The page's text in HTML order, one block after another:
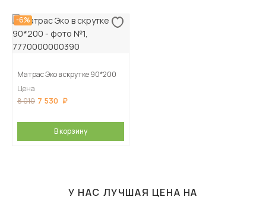
-6%
Матрас Эко в скрутке 90*200
Цена
8 010 7 530
В корзину
У НАС ЛУЧШАЯ ЦЕНА НА